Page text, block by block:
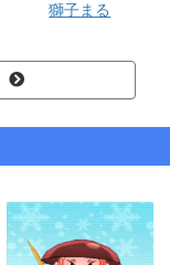
獅子まる